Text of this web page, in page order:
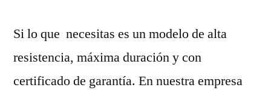
Si lo que necesitas es un modelo de alta
resistencia, máxima duración y con
certificado de garantía. En nuestra empresa